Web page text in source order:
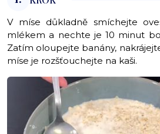
V míse důkladně smíchejte
mlékem a nechte je 10 minut
Zatím oloupejte banány,
míse je rozšťouchejte na kaši.